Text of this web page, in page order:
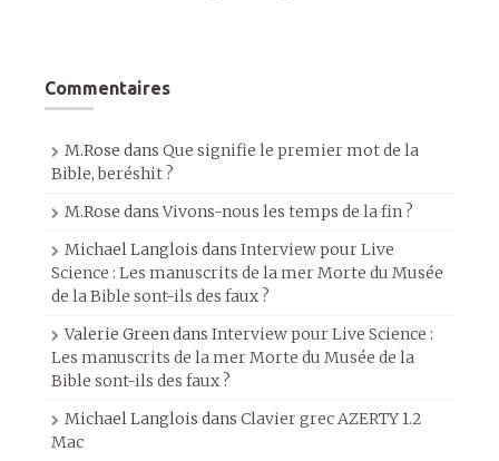
Commentaires
M.Rose dans Que signifie le premier mot de la
Bible, beréshit ?
M.Rose dansVivons-nous les temps de la fin ?
Michael Langlois dans Interview pour Live
Science : Les manuscrits de la mer Morte du Musée
de la Bible sont-ils des faux ?
Valerie Greendans Interview pour Live Science :
Les manuscrits de la mer Morte du Musée de la
Bible sont-ils des faux ?
Michael Langlois dans Clavier grec AZERTY 1.2
Mac